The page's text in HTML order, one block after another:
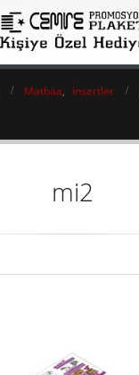
Matbaa İnsertler
mi2